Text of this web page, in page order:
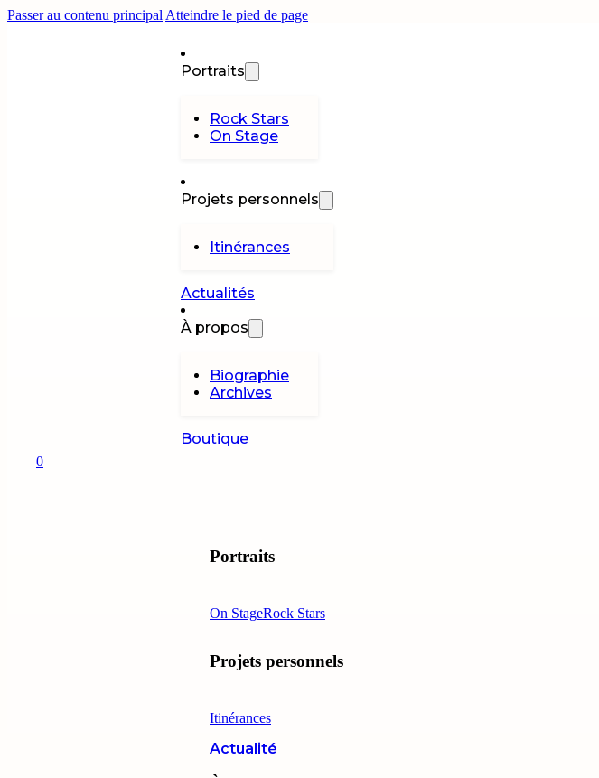
Passer au contenu principal Atteindre le pied de page
Portraits
Rock Stars
On Stage
Projets personnels
Itinérances
Actualités
À propos
Biographie
Archives
Boutique
0
Portraits
On StageRock Stars
Projets personnels
Itinérances
Actualité